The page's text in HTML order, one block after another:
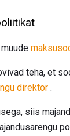
teha, et
direktor .
siis